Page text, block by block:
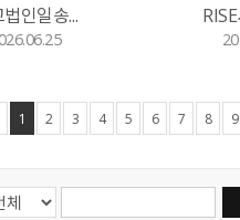
인일송...
1 2 3 4 5 6 7 8 9